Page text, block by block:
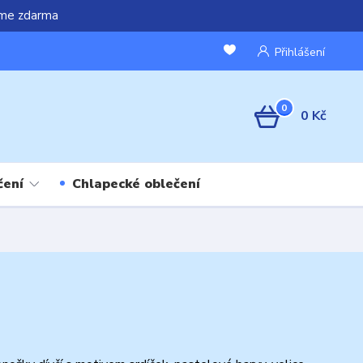
zdarma
Přihlášení
0 0 Kč
Chlapecké oblečení